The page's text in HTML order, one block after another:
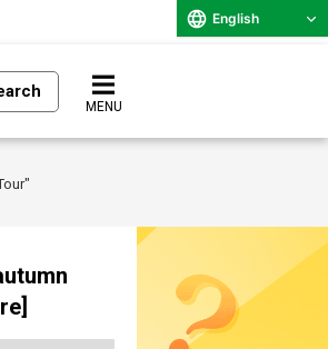
English
MENU